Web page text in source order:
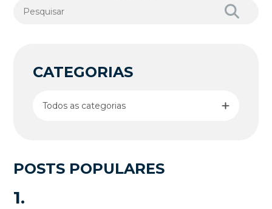
CATEGORIAS
Todos as categorias
POSTS POPULARES
1.